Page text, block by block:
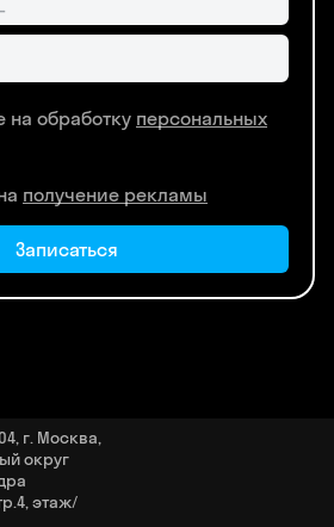
на обработку персональных
получение рекламы
Записаться
г. Москва,
округ
этаж/